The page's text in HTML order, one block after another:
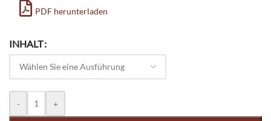
PDF herunterladen
INHALT
- +
Alternative: